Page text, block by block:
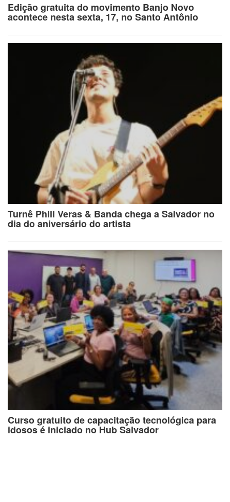
Edição gratuita do movimento Banjo Novo
acontece nesta sexta, 17, no Santo Antônio
Turnê Phill Veras & Banda chega a Salvador no
dia do aniversário do artista
Curso gratuito de capacitação tecnológica para
idosos é iniciado no Hub Salvador